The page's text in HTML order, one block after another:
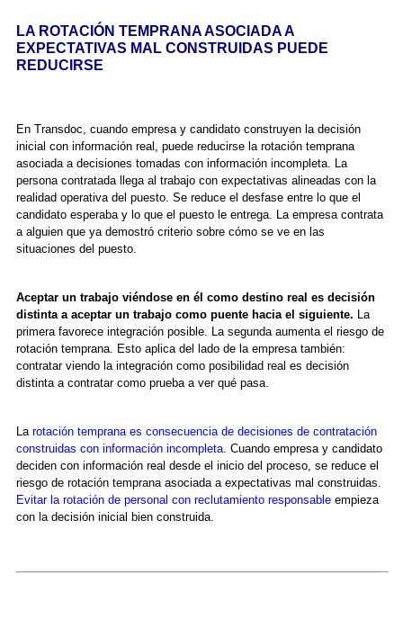
LA ROTACIÓN TEMPRANA ASOCIADA A
EXPECTATIVAS MAL CONSTRUIDAS PUEDE
REDUCIRSE
En Transdoc, cuando empresa y candidato construyen la decisión
inicial con información real, puede reducirse la rotación temprana
asociada a decisiones tomadas con información incompleta. La
persona contratada llega al trabajo con expectativas alineadas con la
realidad operativa del puesto. Se reduce el desfase entre lo que el
candidato esperaba y lo que el puesto le entrega. La empresa contrata
a alguien que ya demostró criterio sobre cómo se ve en las
situaciones del puesto.
Aceptar un trabajo viéndose en él como destino real es decisión
distinta a aceptar un trabajo como puente hacia el siguiente. La
primera favorece integración posible. La segunda aumenta el riesgo de
rotación temprana. Esto aplica del lado de la empresa también:
contratar viendo la integración como posibilidad real es decisión
distinta a contratar como prueba a ver qué pasa.
La rotación temprana es consecuencia de decisiones de contratación
construidas con información incompleta. Cuando empresa y candidato
deciden con información real desde el inicio del proceso, se reduce el
riesgo de rotación temprana asociada a expectativas mal construidas.
Evitar la rotación de personal con reclutamiento responsableempieza
con la decisión inicial bien construida.